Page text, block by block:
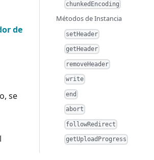
de
se
chunkedEncoding
Métodos de Instancia
setHeader
getHeader
removeHeader
write
end
abort
followRedirect
getUploadProgress